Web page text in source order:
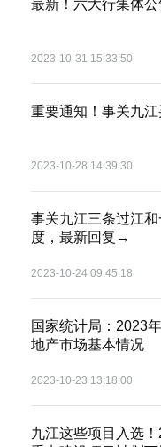
匿名
匿名
匿名
匿名
匿名
匿名
匿名
最新！六大行集体公
2023-10-31 15:33:50
重要通知！事关九江
2023-10-28 14:39:30
事关九江三条过江
度，最新回复→
2023-10-24 09:45:18
国家统计局：2023
地产市场基本情况
2023-10-23 13:18:00
九江这些项目入选